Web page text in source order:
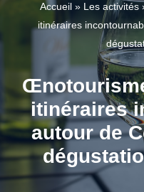
Accueil » Les activités
itinéraires
itinéraires
autour de